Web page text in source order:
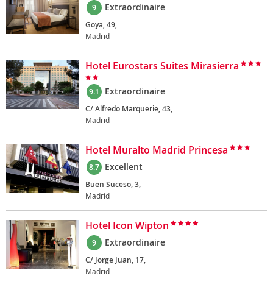
9 Extraordinaire
Goya, 49,
Madrid
Hotel Eurostars Suites Mirasierra
9.1 Extraordinaire
C/ Alfredo Marquerie, 43,
Madrid
Hotel Muralto Madrid Princesa
8.7 Excellent
Buen Suceso, 3,
Madrid
Hotel Icon Wipton
9 Extraordinaire
C/ Jorge Juan, 17,
Madrid